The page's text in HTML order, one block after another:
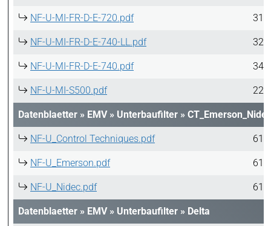
NF-U-MI-FR-D-E-720.pdf
NF-U-MI-FR-D-E-740-LL.pdf
NF-U-MI-FR-D-E-740.pdf
NF-U-MI-S500.pdf
Datenblaetter » EMV » Unterbaufilter » CT_Emerson_Nidec
NF-U_Control Techniques.pdf
NF-U_Emerson.pdf
NF-U_Nidec.pdf
Datenblaetter » EMV » Unterbaufilter » Delta